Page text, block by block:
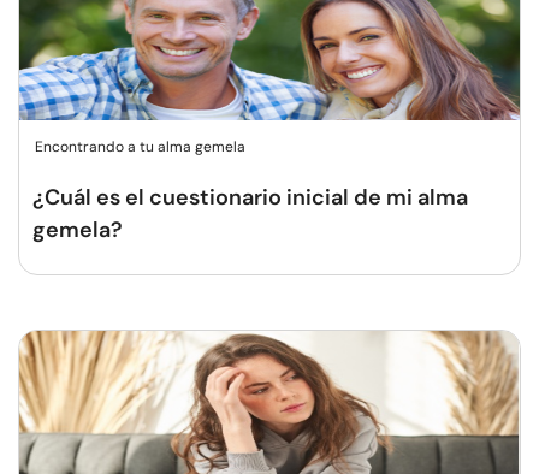
Encontrando a tu alma gemela
¿Cuál es el cuestionario inicial de mi alma
gemela?